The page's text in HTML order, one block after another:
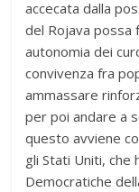
accecata dalla
del Rojava possa
autonomia dei
convivenza fra
ammassare
per poi andare a
questo avviene
gli Stati Uniti, che
Democratiche